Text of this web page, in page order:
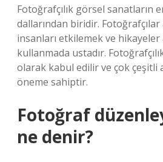
Fotoğrafçılık görsel sanatların
dallarından biridir. Fotoğrafçılar
insanları etkilemek ve hikayeler
kullanmada ustadır.
olarak kabul edilir ve çok çeşitli
öneme sahiptir.
Fotoğraf
ne denir?